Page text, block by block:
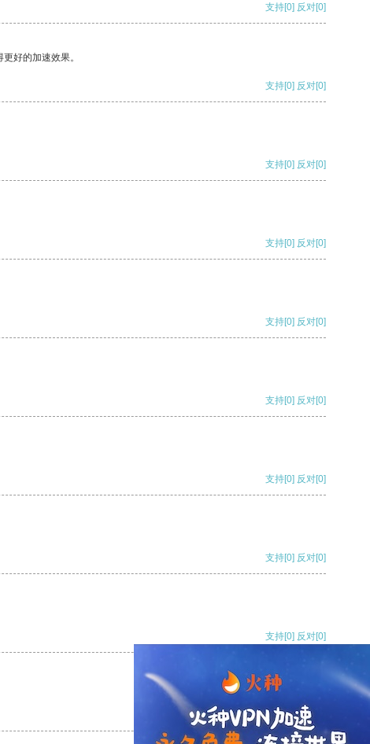
支持[0] 反对[0]
好的加速效果。
支持[0] 反对[0]
支持[0] 反对[0]
支持[0] 反对[0]
支持[0] 反对[0]
支持[0] 反对[0]
支持[0] 反对[0]
支持[0] 反对[0]
支持[0] 反对[0]
支持[0] 反对